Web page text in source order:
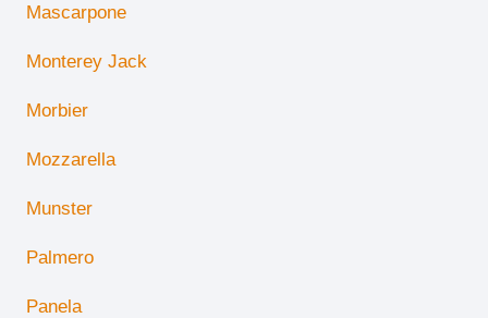
Mascarpone
Monterey Jack
Morbier
Mozzarella
Munster
Palmero
Panela